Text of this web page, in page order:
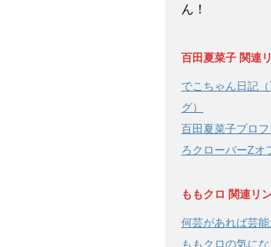
ん！
百田夏菜子 関連
でこちゃん日記
グ）
百田夏菜子プロ
ろクローバーZオ
ももクロ 関連リ
何芸があれば芸能
ももクロの気に